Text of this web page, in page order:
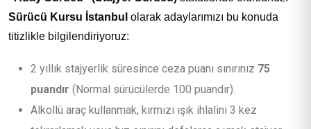
Sürücü Kursu İstanbul olarak adaylarımızı bu konuda
titizlikle bilgilendiriyoruz:
2 yıllık stajyerlik süresince ceza puanı sınırınız 75
puandır (Normal sürücülerde 100 puandır).
Alkollü araç kullanmak, kırmızı ışık ihlalini 3 kez